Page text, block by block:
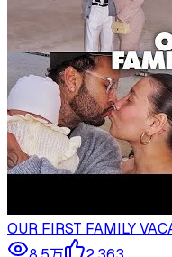
OUR FIRST FAMILY